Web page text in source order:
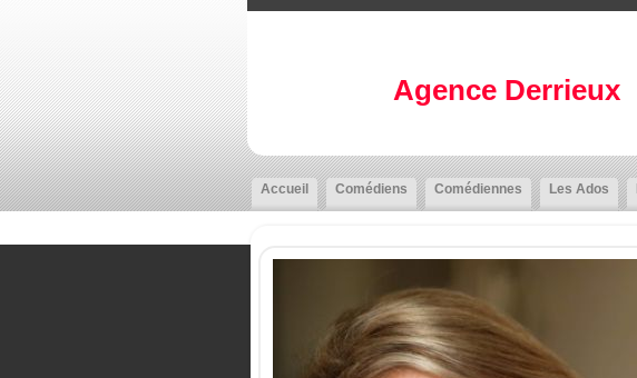
Agence Derrieux
Accueil Comédiens Comédiennes Les Ados